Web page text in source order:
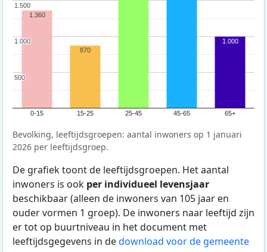
0-15 15-25 25-45 45-65 65+
500
500
1.000
1.000
1.500
1.500
1.360
870
1.000
Bevolking, leeftijdsgroepen: aantal inwoners op 1 januari
2026 per leeftijdsgroep.
De grafiek toont de leeftijdsgroepen. Het aantal
inwoners is ook per individueel levensjaar
beschikbaar (alleen de inwoners van 105 jaar en
ouder vormen 1 groep). De inwoners naar leeftijd zijn
er tot op buurtniveau in het document met
leeftijdsgegevens in dedownload voor de gemeente